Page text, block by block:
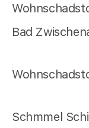
Bad
Schmmel